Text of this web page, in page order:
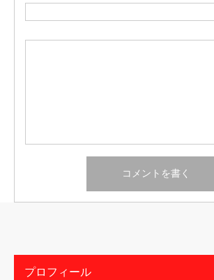
プロフィール